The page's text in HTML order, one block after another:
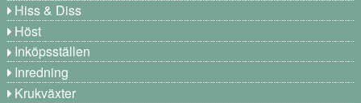
Hiss & Diss
Höst
Inköpsställen
Inredning
Krukväxter